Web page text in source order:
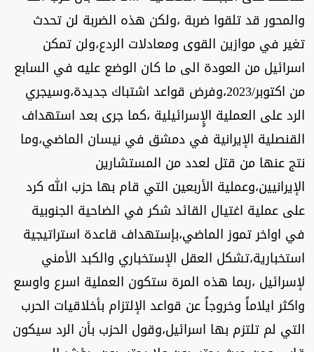
والمحور قد تلقوا ضربة ،ولكن هذه الضربة لن تحدث
تغير في موازين القوى ومعادلات الردع،ولن تمكن
اسرائيل من العودة الى ما كان الوضع عليه في السابع
من اكتوبر/2023،وفرض قواعد اشتباك جديدة،وسيجري
الرد على العملية الإٍسرائيلية ،كما جرى بعد استهداف
القنصلية الإيرانية في دمشق في نيسان الماضي،وما
نتج عنها من قتل لعدد من المستشارين
الإيرانيين،وعملية الأربعين التي قام بها حزب الله كرد
على عملية اغتيال القائد شكر في الضاحية الجنوبية
في اواخر تموز الماضي،بإستهداف قاعدة استراتيجية
استخبارية،تشكل العقل الإستخباري والكبد الأمني
لإسرائيل ،ربما هذه المرة ستكون العملية اسرع واوسع
واكثر ايلاماً وخروجاً عن قواعد الإلتزام بأخلاقيات الحرب
التي لم تلتزم بها اسرائيل،وقول الحزب بأن الرد سيكون